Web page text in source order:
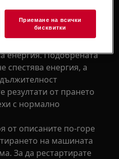
на прането.
на
енергия. Подобрената
спестява енергия, а
резултати от прането
с нормално
от описаните по-горе
на машината
За да рестартирате
Приемане на всички
бисквитки